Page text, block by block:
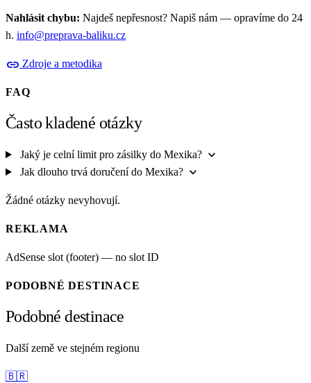
Nahlásit chybu: Najdeš nepřesnost? Napiš nám — opravíme do 24
h. info@preprava-baliku.cz
link Zdroje a metodika
FAQ
Často kladené otázky
Jaký je celní limit pro zásilky do Mexika? expand_more
Jak dlouho trvá doručení do Mexika? expand_more
Žádné otázky nevyhovují.
REKLAMA
AdSense slot (footer) — no slot ID
PODOBNÉ DESTINACE
Podobné destinace
Další země ve stejném regionu
🇧🇷